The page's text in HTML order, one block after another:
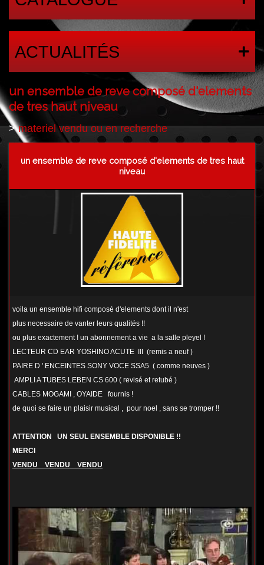
ACTUALITÉS
un ensemble de reve composé d'elements
de tres haut niveau
>materiel vendu ou en recherche
un ensemble de reve composé d'elements de tres haut
niveau
voila un ensemble hifi composé d'elements dont il n'est
plus necessaire de vanter leurs qualités !!
ou plus exactement ! un abonnement a vie a la salle pleyel !
LECTEUR CD EAR YOSHINO ACUTE III (remis a neuf )
PAIRE D ' ENCEINTES SONY VOCE SSA5 ( comme neuves )
AMPLI A TUBES LEBEN CS 600 ( revisé et retubé )
CABLES MOGAMI , OYAIDE fournis !
de quoi se faire un plaisir musical , pour noel , sans se tromper !!
ATTENTION UN SEUL ENSEMBLE DISPONIBLE !!
MERCI
VENDU VENDU VENDU